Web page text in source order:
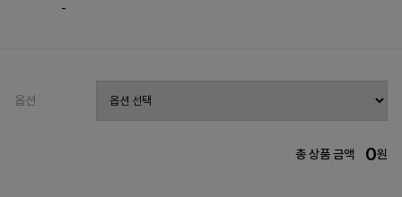
-
옵션
총 상품 금액 0원